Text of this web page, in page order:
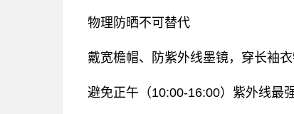
‌ 物理防晒不可替代‌
戴宽檐帽、防紫外线墨镜，穿长袖衣
避免正午（10:00-16:00）紫外线最